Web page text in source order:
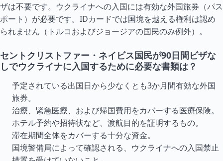
ザは不要です。ウクライナへの入国には有効な外国旅券（パス
ポート）が必要です。IDカードでは国境を越える権利は認め
られません（ トルコおよびジョージアの国民のみ例外）。
セントクリストファー・ネイビス国民が90日間ビザな
しでウクライナに入国するために必要な書類は？
予定されている出国日から少なくとも3か月間有効な外国
旅券。
治療、緊急医療、および帰国費用をカバーする医療保険。
ホテル予約や招待状など、渡航目的を証明するもの。
滞在期間全体をカバーする十分な資金。
国境警備局によって確認される、ウクライナへの入国禁止